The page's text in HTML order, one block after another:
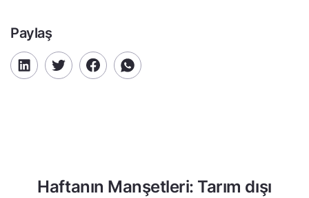
Paylaş
Haftanın Manşetleri: Tarım dışı